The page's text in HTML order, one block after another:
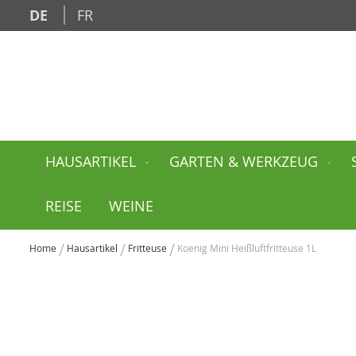
Zum
Inhalt
DE FR
HAUSARTIKEL GARTEN & WERKZEUG
REISE WEINE
Home Hausartikel Fritteuse Koenig Mini Heißluftfritteuse 1L